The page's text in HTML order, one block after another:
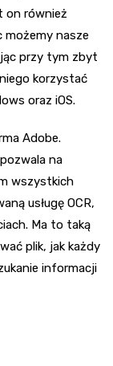
on również
możemy nasze
przy tym zbyt
korzystać
oraz iOS.
Adobe.
na
wszystkich
usługę OCR,
Ma to taką
plik, jak każdy
informacji